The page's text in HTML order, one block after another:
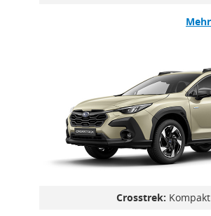
Crosstrek: Kompakt